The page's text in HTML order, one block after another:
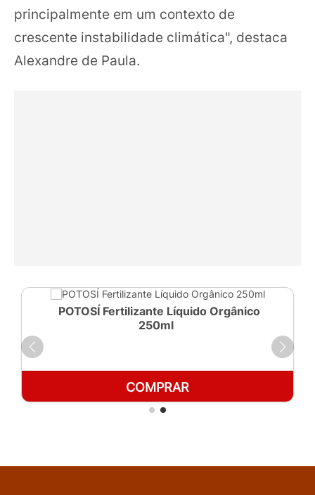
principalmente em um contexto de
crescente instabilidade climática", destaca
Alexandre de Paula.
POTOSÍ Fertilizante Líquido Orgânico
250ml
COMPRAR